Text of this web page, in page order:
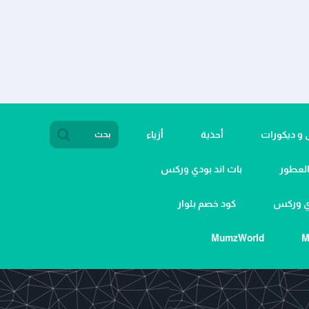
و ديكورات أحذية أزياء
العطور باث اند بودي وركس
وركس كود خصم بلوار
MumzWorld